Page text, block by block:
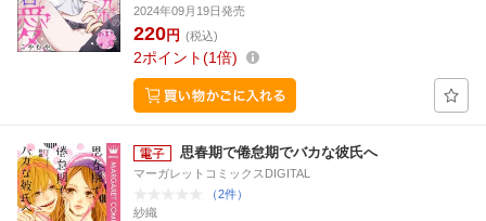
2024年09月19日発売
220円 (税込)
2ポイント 1倍
思春期で倦怠期でバカな彼氏へ
マーガレットコミックスDIGITAL
（2件）
紗織